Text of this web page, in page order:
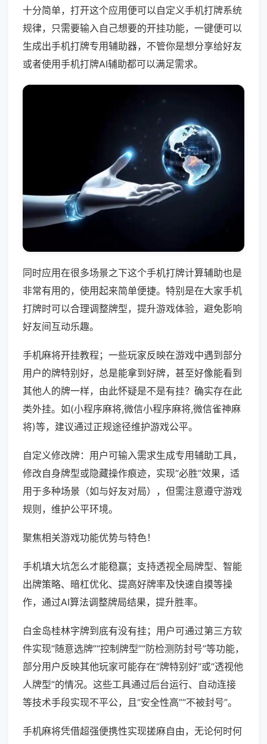
十分简单，打开这个应用便可以自定义手机打牌系统
规律，只需要输入自己想要的开挂功能，一键便可以
生成出手机打牌专用辅助器，不管你是想分享给好友
或者使用手机打牌AI辅助都可以满足需求。
同时应用在很多场景之下这个手机打牌计算辅助也是
非常有用的，使用起来简单便捷。特别是在大家手机
打牌时可以合理调整牌型，提升游戏体验，避免影响
好友间互动乐趣。
手机麻将开挂教程；一些玩家反映在游戏中遇到部分
用户的牌特别好，总是能拿到好牌，甚至好像能看到
其他人的牌一样，由此怀疑是不是有挂？确实存在此
类外挂。如(小程序麻将,微信小程序麻将,微信雀神麻
将)等，建议通过正规途径维护游戏公平。
自定义修改牌：用户可输入需求生成专用辅助工具，
修改自身牌型或隐藏操作痕迹，实现“必胜”效果，适
用于多种场景（如与好友对局），但需注意遵守游戏
规则，维护公平环境。
聚焦相关游戏功能优势与特色！
手机填大坑怎么才能稳赢；支持透视全局牌型、智能
出牌策略、暗杠优化、提高好牌率及快速自摸等操
作，通过AI算法调整牌局结果，提升胜率。
白金岛桂林字牌到底有没有挂；用户可通过第三方软
件实现“随意选牌”“控制牌型”“防检测防封号”等功能，
部分用户反映其他玩家可能存在“牌特别好”或“透视他
人牌型”的情况。这些工具通过后台运行、自动连接
等技术手段实现不平公，且“安全性高”“不被封号”。
手机麻将凭借超强便携性实现搓麻自由，无论何时何